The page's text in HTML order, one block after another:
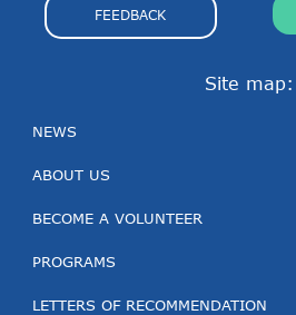
Site map:
NEWS
ABOUT US
BECOME A VOLUNTEER
PROGRAMS
LETTERS OF RECOMMENDATION
FEEDBACK